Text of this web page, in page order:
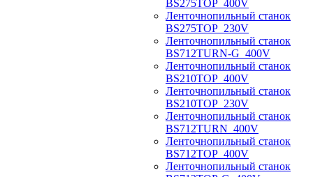
BS275TOP_400V
Ленточнопильный станок
BS275TOP_230V
Ленточнопильный станок
BS712TURN-G_400V
Ленточнопильный станок
BS210TOP_400V
Ленточнопильный станок
BS210TOP_230V
Ленточнопильный станок
BS712TURN_400V
Ленточнопильный станок
BS712TOP_400V
Ленточнопильный станок